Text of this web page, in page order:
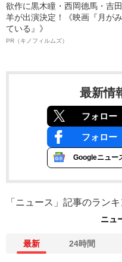
欲作に黒木瞳・西岡德馬・吉田
羊が出演決定！《映画『月がみ
ている』》
PR（キノフィルムズ）
最新情
フォロー
フォロー
Googleニュー
「ニュース」記事のラン
ニュ
最新 24時間